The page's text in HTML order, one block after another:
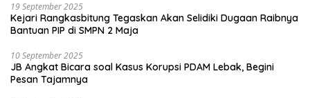
19 September 2025
Kejari Rangkasbitung Tegaskan Akan Selidiki Dugaan Raibnya
Bantuan PIP di SMPN 2 Maja
10 September 2025
JB Angkat Bicara soal Kasus Korupsi PDAM Lebak, Begini
Pesan Tajamnya